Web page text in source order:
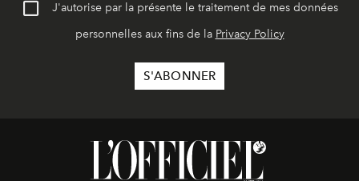
J'autorise par la présente le traitement de mes données
personnelles aux fins de la Privacy Policy